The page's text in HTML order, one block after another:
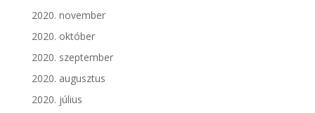
2020. november
2020. október
2020. szeptember
2020. augusztus
2020. július